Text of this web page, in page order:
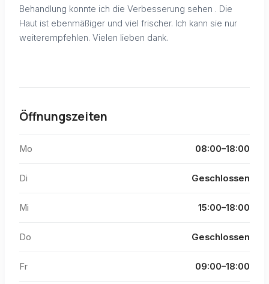
Behandlung konnte ich die Verbesserung sehen . Die
Haut ist ebenmäßiger und viel frischer. Ich kann sie nur
weiterempfehlen. Vielen lieben dank.
Öffnungszeiten
Mo 08:00–18:00
Di Geschlossen
Mi 15:00–18:00
Do Geschlossen
Fr 09:00–18:00